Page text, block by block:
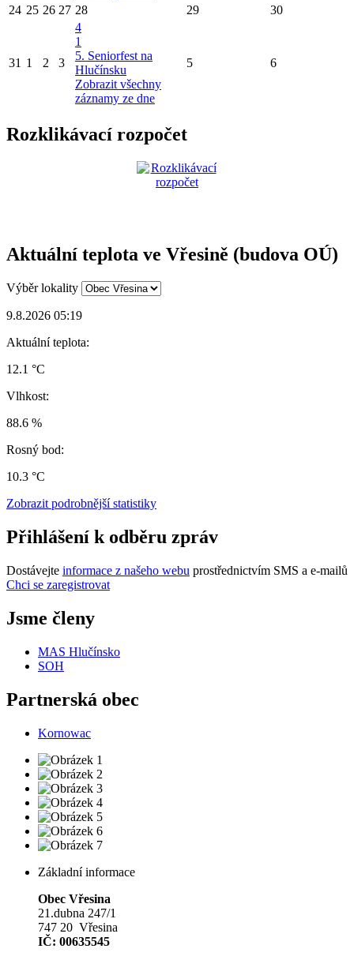
24 25 26 27 28 29 30
31 1 2 3
4
1
5. Seniorfest na
Hlučínsku
Zobrazit všechny
záznamy ze dne
5 6
Rozklikávací rozpočet
Aktuální teplota ve Vřesině (budova OÚ)
Výběr lokality
9.8.2026 05:19
Aktuální teplota:
12.1 °C
Vlhkost:
88.6 %
Rosný bod:
10.3 °C
Zobrazit podrobnější statistiky
Přihlášení k odběru zpráv
Dostávejte informace z našeho webu prostřednictvím SMS a e-mailů
Chci se zaregistrovat
Jsme členy
MAS Hlučínsko
SOH
Partnerská obec
Kornowac
Základní informace
Obec Vřesina
21.dubna 247/1
747 20 Vřesina
IČ: 00635545